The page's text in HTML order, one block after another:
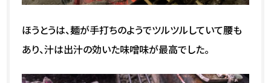
ほうとうは、麺が手打ちのようでツルツルしていて腰も
あり、汁は出汁の効いた味噌味が最高でした。